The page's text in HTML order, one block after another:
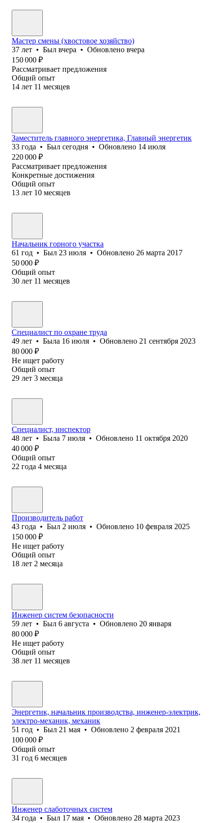
Мастер смены (хвостовое хозяйство)
37 лет • Был вчера • Обновлено вчера
150 000 ₽
Рассматривает предложения
Общий опыт
14 лет 11 месяцев
Заместитель главного энергетика, Главный энергетик
33 года • Был сегодня • Обновлено 14 июля
220 000 ₽
Рассматривает предложения
Конкретные достижения
Общий опыт
13 лет 10 месяцев
Начальник горного участка
61 год • Был 23 июля • Обновлено 26 марта 2017
50 000 ₽
Общий опыт
30 лет 11 месяцев
Специалист по охране труда
49 лет • Была 16 июля • Обновлено 21 сентября 2023
80 000 ₽
Не ищет работу
Общий опыт
29 лет 3 месяца
Специалист, инспектор
48 лет • Была 7 июля • Обновлено 11 октября 2020
40 000 ₽
Общий опыт
22 года 4 месяца
Производитель работ
43 года • Был 2 июля • Обновлено 10 февраля 2025
150 000 ₽
Не ищет работу
Общий опыт
18 лет 2 месяца
Инженер систем безопасности
59 лет • Был 6 августа • Обновлено 20 января
80 000 ₽
Не ищет работу
Общий опыт
38 лет 11 месяцев
Энергетик, начальник производства, инженер-электрик,
электро-механик, механик
51 год • Был 21 мая • Обновлено 2 февраля 2021
100 000 ₽
Общий опыт
31 год 6 месяцев
Инженер слаботочных систем
34 года • Был 17 мая • Обновлено 28 марта 2023